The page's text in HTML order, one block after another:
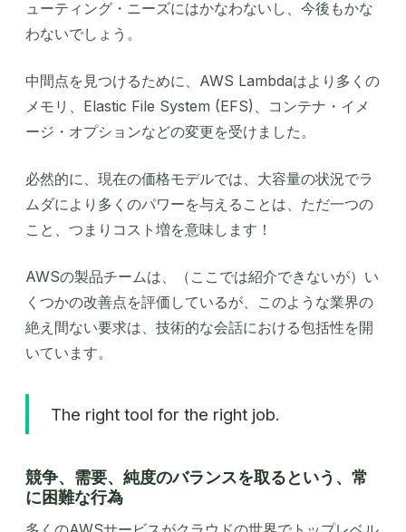
ューティング・ニーズにはかなわないし、今後もかな
わないでしょう。
中間点を見つけるために、AWS Lambdaはより多くの
メモリ、Elastic File System (EFS)、コンテナ・イメ
ージ・オプションなどの変更を受けました。
必然的に、現在の価格モデルでは、大容量の状況でラ
ムダにより多くのパワーを与えることは、ただ一つの
こと、つまりコスト増を意味します！
AWSの製品チームは、（ここでは紹介できないが）い
くつかの改善点を評価しているが、このような業界の
絶え間ない要求は、技術的な会話における包括性を開
いています。
The right tool for the right job.
競争、需要、純度のバランスを取るという、常
に困難な行為